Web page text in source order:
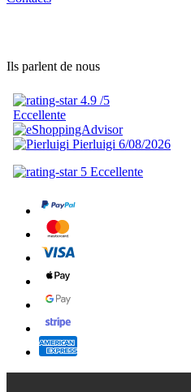
Ils parlent de nous